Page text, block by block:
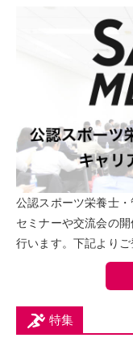
公認スポーツ栄養士
セミナーや交流会の
行います。下記よりご
特集